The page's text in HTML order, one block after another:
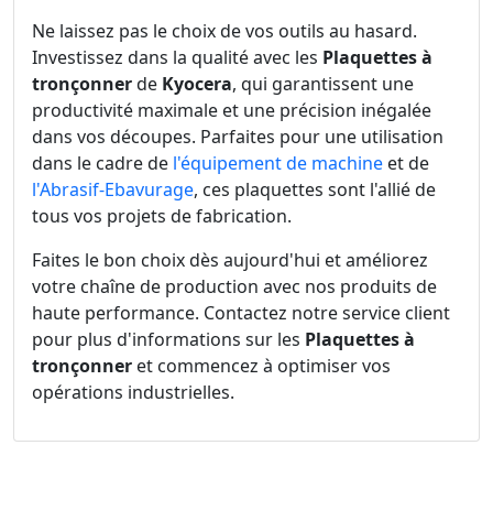
Ne laissez pas le choix de vos outils au hasard.
Investissez dans la qualité avec les Plaquettes à
tronçonnerde Kyocera, qui garantissent une
productivité maximale et une précision inégalée
dans vos découpes. Parfaites pour une utilisation
dans le cadre de l'équipement de machine et de
l'Abrasif-Ebavurage, ces plaquettes sont l'allié de
tous vos projets de fabrication.
Faites le bon choix dès aujourd'hui et améliorez
votre chaîne de production avec nos produits de
haute performance. Contactez notre service client
pour plus d'informations sur les Plaquettes à
tronçonner et commencez à optimiser vos
opérations industrielles.